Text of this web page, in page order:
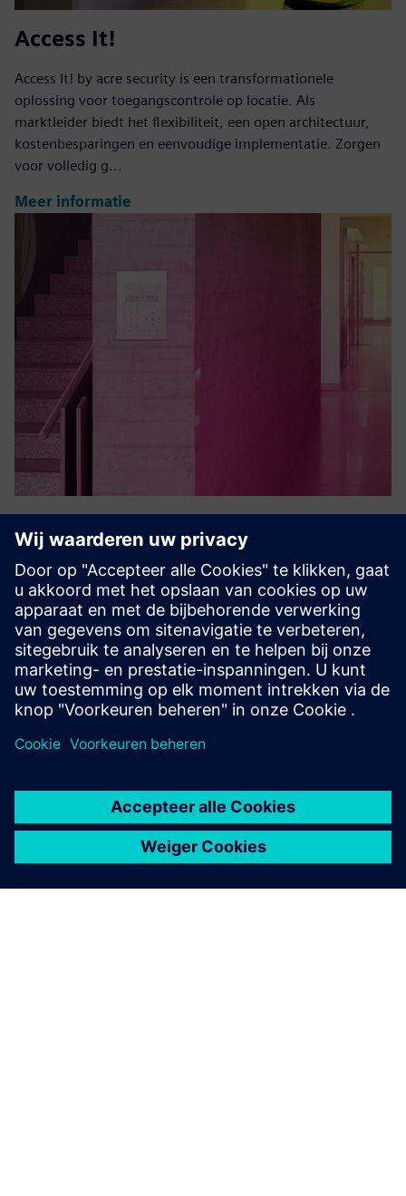
Access It!
Access It! by acre security is een transformationele
oplossing voor toegangscontrole op locatie. Als
marktleider biedt het flexibiliteit, een open architectuur,
kostenbesparingen en eenvoudige implementatie. Zorgen
voor volledig g...
Meer informatie
SPC intruder detection
Het SPC-inbraakdetectiesysteem van acre security biedt
robuuste, betrouwbare beveiligingsoplossingen. Dit
krachtige systeem beschermt uw bedrijf en
bedrijfsmiddelen met innovatieve functies voor
alarmbeheer. Vertrouw op Care om sl...
Meer informatie